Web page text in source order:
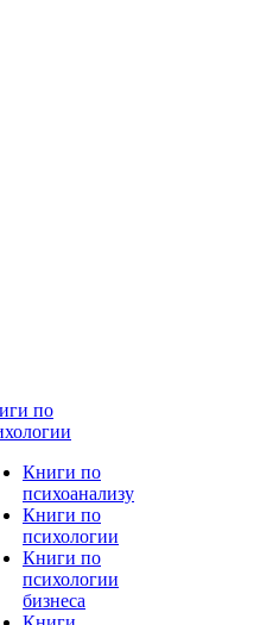
по
Книги по
психоанализу
Книги по
психологии
Книги по
психологии
бизнеса